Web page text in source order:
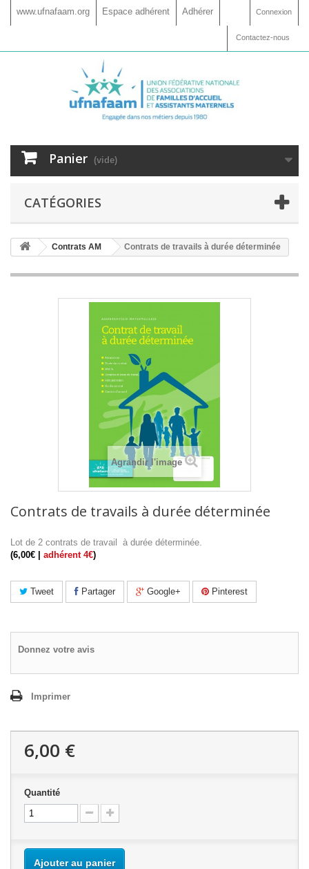
www.ufnafaam.org Espace adhérent Adhérer Connexion
Contactez-nous
Panier (vide)
CATÉGORIES
Contrats AM Contrats de travails à durée déterminée
Agrandir l'image
Contrats de travails à durée déterminée
Lot de 2 contrats de travail à durée déterminée.
(6,00€ | adhérent 4€)
Tweet Partager Google+ Pinterest
Donnez votre avis
Imprimer
6,00 €
Quantité
Ajouter au panier